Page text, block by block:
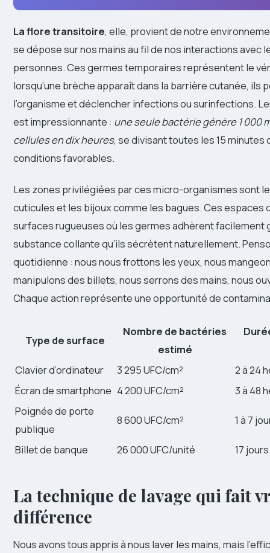
La flore transitoire, elle, provient de notre
se dépose sur nos mains au fil de nos interactions avec
personnes. Ces germes temporaires représentent le
lorsqu’une brèche apparaît dans la barrière cutanée, ils
l’organisme et déclencher infections ou surinfections.
est impressionnante : une seule bactérie génère 1 000
cellules en dix heures, se divisant toutes les 15 minutes
conditions favorables.
Les zones privilégiées par ces micro-organismes sont
cuticules et les bijoux comme les bagues. Ces espaces
surfaces rugueuses où les germes adhèrent facilement
substance collante qu’ils sécrètent naturellement.
quotidienne : nous nous frottons les yeux, nous
manipulons des billets, nous serrons des mains, nous
Chaque action représente une opportunité de
Type de surface
Nombre de bactéries
estimé
Clavier d’ordinateur 3 295 UFC/cm²
2 à 24
Écran de smartphone 4 200 UFC/cm²
3 à 48
Poignée de porte
publique
8 600 UFC/cm² 1 à 7
Billet de banque 26 000 UFC/unité 17
La technique de lavage qui fait
différence
Nous avons tous appris à nous laver les mains, mais